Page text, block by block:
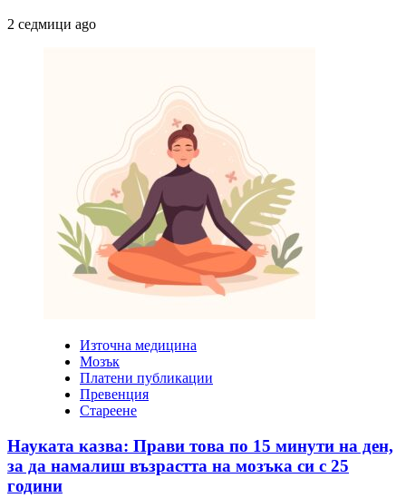
2 седмици ago
Източна медицина
Мозък
Платени публикации
Превенция
Стареене
Науката казва: Прави това по 15 минути на ден,
за да намалиш възрастта на мозъка си с 25
години